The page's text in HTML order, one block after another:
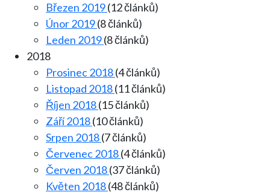
Březen 2019(12 článků)
Únor 2019(8 článků)
Leden 2019(8 článků)
2018
Prosinec 2018(4 článků)
Listopad 2018(11 článků)
Říjen 2018(15 článků)
Září 2018(10 článků)
Srpen 2018(7 článků)
Červenec 2018(4 článků)
Červen 2018(37 článků)
Květen 2018(48 článků)